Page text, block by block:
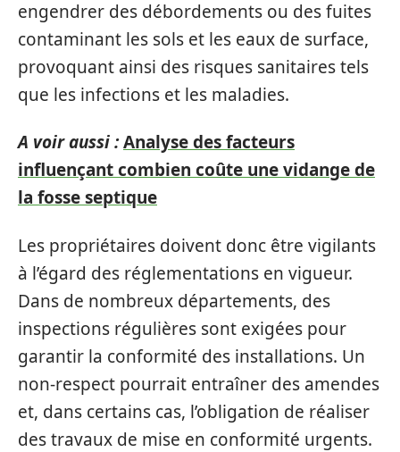
engendrer des débordements ou des fuites
contaminant les sols et les eaux de surface,
provoquant ainsi des risques sanitaires tels
que les infections et les maladies.
A voir aussi :Analyse des facteurs
influençant combien coûte une vidange de
la fosse septique
Les propriétaires doivent donc être vigilants
à l’égard des réglementations en vigueur.
Dans de nombreux départements, des
inspections régulières sont exigées pour
garantir la conformité des installations. Un
non-respect pourrait entraîner des amendes
et, dans certains cas, l’obligation de réaliser
des travaux de mise en conformité urgents.